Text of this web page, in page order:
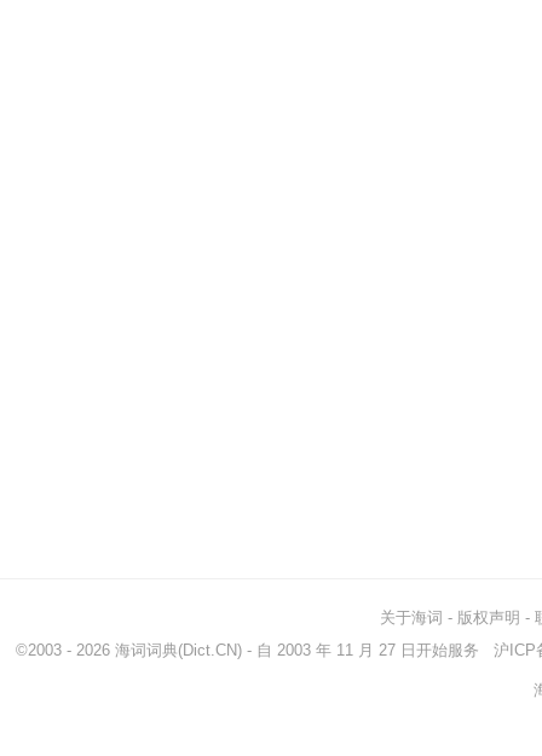
关于海词 - 版权声明 -
©2003 - 2026 海词词典(Dict.CN) - 自 2003 年 11 月 27 日开始服务 沪ICP